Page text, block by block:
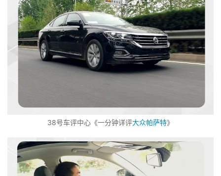
38号车评中心《一分钟详评大众帕萨特》